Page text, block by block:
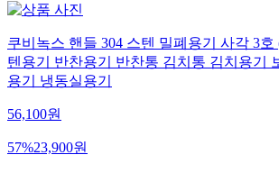
쿠비녹스 핸들 304 스텐 밀폐용기 사각 3호
텐용기 반찬용기 반찬통 김치통 김치용기
용기 냉동실용기
56,100원
57%23,900원